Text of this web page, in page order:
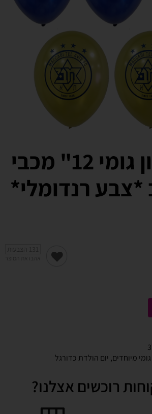
5 יח' בלון גומי 12" מכבי
*צבע רנדומלי*
מיוחדים, יום הולדת כדורגל
רוכשים אצלנו?